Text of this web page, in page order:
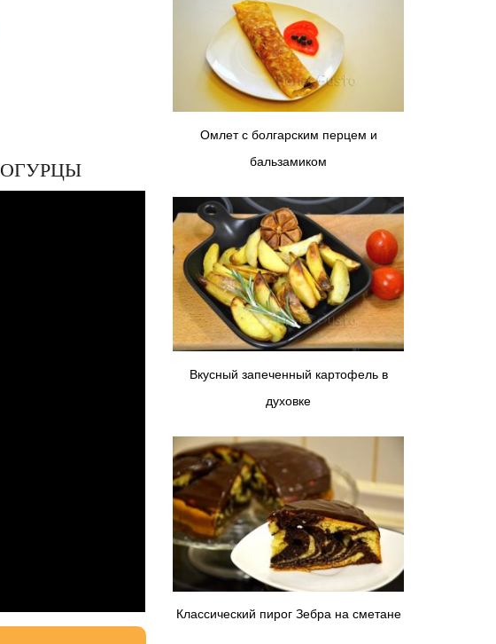
Омлет с болгарским перцем и
бальзамиком
Вкусный запеченный картофель в
духовке
Классический пирог Зебра на сметане